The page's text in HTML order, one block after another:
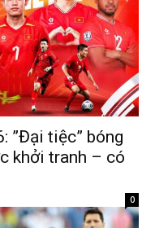
”Đại tiệc” bóng
khởi tranh – có
0